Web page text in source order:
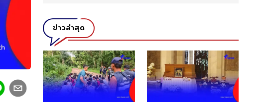
ข่าวล่าสุด